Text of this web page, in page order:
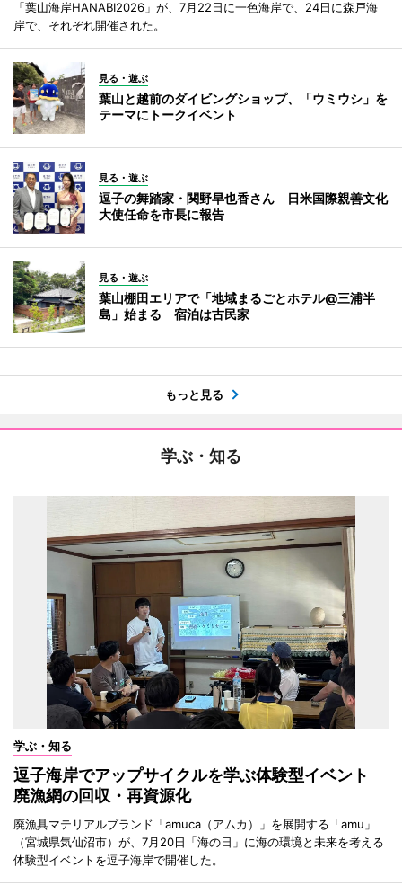
「葉山海岸HANABI2026」が、7月22日に一色海岸で、24日に森戸海
岸で、それぞれ開催された。
見る・遊ぶ
葉山と越前のダイビングショップ、「ウミウシ」を
テーマにトークイベント
見る・遊ぶ
逗子の舞踏家・関野早也香さん 日米国際親善文化
大使任命を市長に報告
見る・遊ぶ
葉山棚田エリアで「地域まるごとホテル@三浦半
島」始まる 宿泊は古民家
もっと見る
学ぶ・知る
学ぶ・知る
逗子海岸でアップサイクルを学ぶ体験型イベント
廃漁網の回収・再資源化
廃漁具マテリアルブランド「amuca（アムカ）」を展開する「amu」
（宮城県気仙沼市）が、7月20日「海の日」に海の環境と未来を考える
体験型イベントを逗子海岸で開催した。